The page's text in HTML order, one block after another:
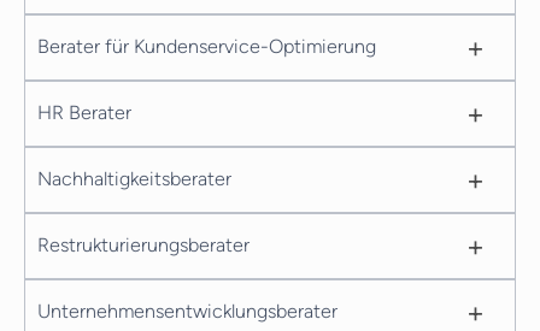
Berater für Kundenservice-Optimierung +
HR Berater +
Nachhaltigkeitsberater +
Restrukturierungsberater +
Unternehmensentwicklungsberater +